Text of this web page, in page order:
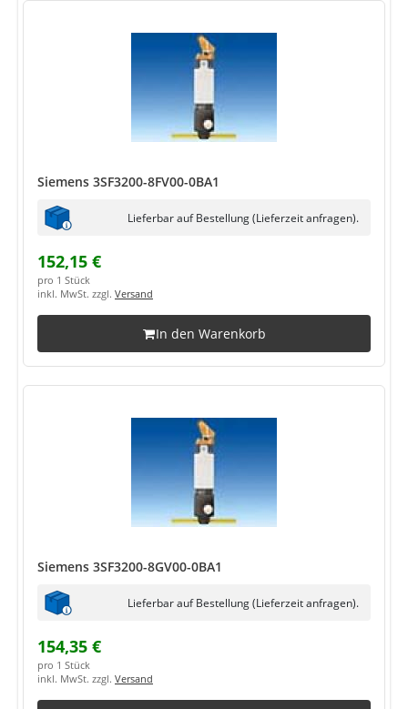
Siemens 3SF3200-8FV00-0BA1
Lieferbar auf Bestellung (Lieferzeit anfragen).
152,15 €
pro 1 Stück
inkl. MwSt. zzgl. Versand
In den Warenkorb
Siemens 3SF3200-8GV00-0BA1
Lieferbar auf Bestellung (Lieferzeit anfragen).
154,35 €
pro 1 Stück
inkl. MwSt. zzgl. Versand